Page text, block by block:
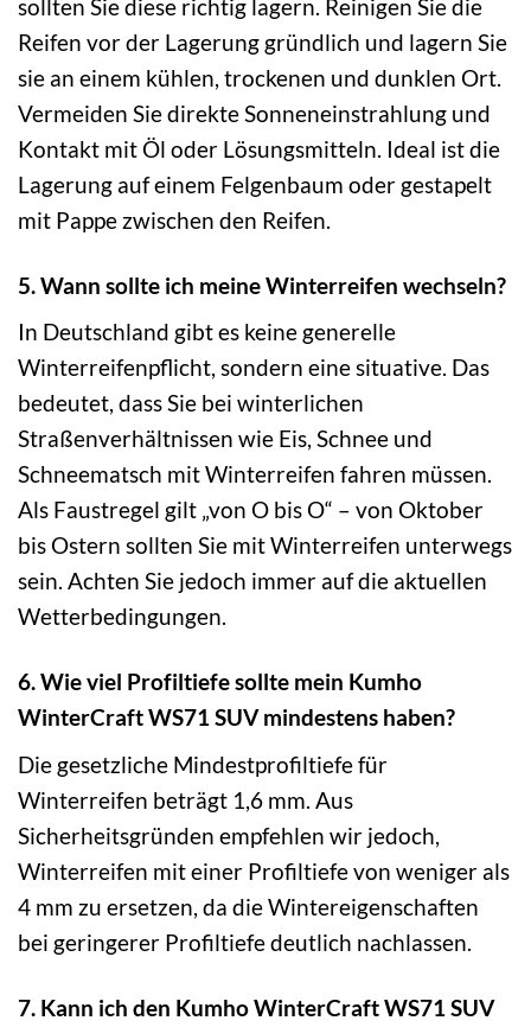
sollten Sie diese richtig lagern. Reinigen Sie die
Reifen vor der Lagerung gründlich und lagern Sie
sie an einem kühlen, trockenen und dunklen Ort.
Vermeiden Sie direkte Sonneneinstrahlung und
Kontakt mit Öl oder Lösungsmitteln. Ideal ist die
Lagerung auf einem Felgenbaum oder gestapelt
mit Pappe zwischen den Reifen.
5. Wann sollte ich meine Winterreifen wechseln?
In Deutschland gibt es keine generelle
Winterreifenpflicht, sondern eine situative. Das
bedeutet, dass Sie bei winterlichen
Straßenverhältnissen wie Eis, Schnee und
Schneematsch mit Winterreifen fahren müssen.
Als Faustregel gilt „von O bis O“ – von Oktober
bis Ostern sollten Sie mit Winterreifen unterwegs
sein. Achten Sie jedoch immer auf die aktuellen
Wetterbedingungen.
6. Wie viel Profiltiefe sollte mein Kumho
WinterCraft WS71 SUV mindestens haben?
Die gesetzliche Mindestprofiltiefe für
Winterreifen beträgt 1,6 mm. Aus
Sicherheitsgründen empfehlen wir jedoch,
Winterreifen mit einer Profiltiefe von weniger als
4 mm zu ersetzen, da die Wintereigenschaften
bei geringerer Profiltiefe deutlich nachlassen.
7. Kann ich den Kumho WinterCraft WS71 SUV